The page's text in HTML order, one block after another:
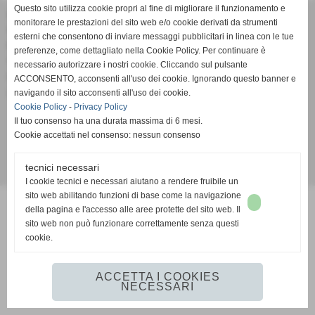
STE System Technologies Elettric
P.I. 01599120472
Tel. 0573 527364
Cell. Andrea 329 0290005 Cell. Jacopo 329 8667260
info@stelettric.it
Accessibilità
Realizzazione siti web www.sitoper.it
Questo sito utilizza cookie propri al fine di migliorare il funzionamento e
monitorare le prestazioni del sito web e/o cookie derivati da strumenti
esterni che consentono di inviare messaggi pubblicitari in linea con le tue
preferenze, come dettagliato nella Cookie Policy. Per continuare è
necessario autorizzare i nostri cookie. Cliccando sul pulsante
ACCONSENTO, acconsenti all'uso dei cookie. Ignorando questo banner e
navigando il sito acconsenti all'uso dei cookie.
Cookie Policy - Privacy Policy
Il tuo consenso ha una durata massima di 6 mesi.
Cookie accettati nel consenso: nessun consenso
tecnici necessari
I cookie tecnici e necessari aiutano a rendere fruibile un
sito web abilitando funzioni di base come la navigazione
della pagina e l'accesso alle aree protette del sito web. Il
sito web non può funzionare correttamente senza questi
cookie.
ACCETTA I COOKIES
NECESSARI